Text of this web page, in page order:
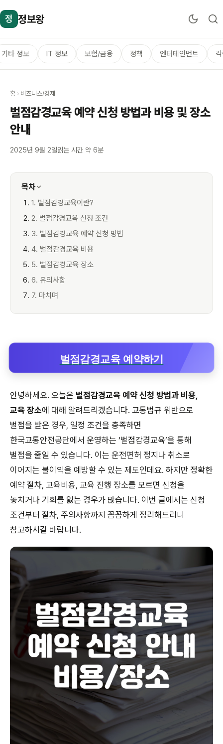
정 정보왕
기타 정보 IT 정보 보험/금융 정책 엔터테인먼트
홈 › 비즈니스/경제
벌점감경교육 예약 신청 방법과 비용 및 장소
안내
2025년 9월 2일읽는 시간 약 6분
목차
1. 벌점감경교육이란?
2. 벌점감경교육 신청 조건
3. 벌점감경교육 예약 신청 방법
4. 벌점감경교육 비용
5. 벌점감경교육 장소
6. 유의사항
7. 마치며
벌점감경교육 예약하기
안녕하세요. 오늘은 벌점감경교육 예약 신청 방법과 비용,
교육 장소에 대해 알려드리겠습니다. 교통법규 위반으로
벌점을 받은 경우, 일정 조건을 충족하면
한국교통안전공단에서 운영하는 ‘벌점감경교육’을 통해
벌점을 줄일 수 있습니다. 이는 운전면허 정지나 취소로
이어지는 불이익을 예방할 수 있는 제도인데요. 하지만 정확한
예약 절차, 교육비용, 교육 진행 장소를 모르면 신청을
놓치거나 기회를 잃는 경우가 많습니다. 이번 글에서는 신청
조건부터 절차, 주의사항까지 꼼꼼하게 정리해드리니
참고하시길 바랍니다.